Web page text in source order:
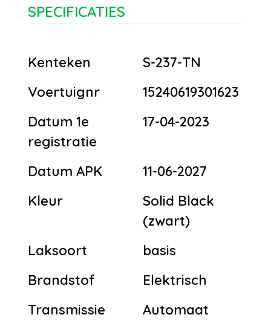
SPECIFICATIES
Kenteken
S-237-TN
Voertuignr
15240619301623
Datum 1e
registratie
17-04-2023
Datum APK
11-06-2027
Kleur
Solid Black
(zwart)
Laksoort
basis
Brandstof
Elektrisch
Transmissie
Automaat